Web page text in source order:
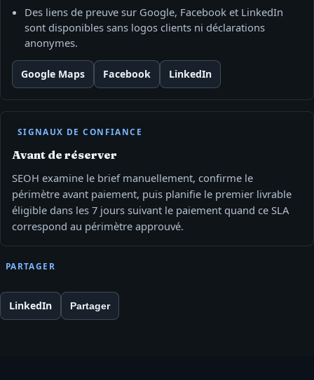
Des liens de preuve sur Google, Facebook et LinkedIn
sont disponibles sans logos clients ni déclarations
anonymes.
Google Maps Facebook LinkedIn
SIGNAUX DE CONFIANCE
Avant de réserver
SEOH examine le brief manuellement, confirme le
périmètre avant paiement, puis planifie le premier livrable
éligible dans les 7 jours suivant le paiement quand ce SLA
correspond au périmètre approuvé.
PARTAGER
LinkedIn Partager